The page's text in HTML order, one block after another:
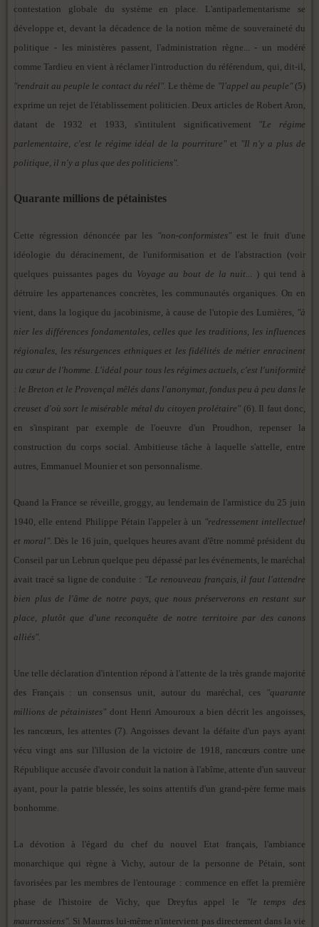
contestation globale du système en place. L'antiparlementarisme se
développe et, devant la décadence de la notion même de souveraineté du
politique - les ministères passent, l'administration règne... - un modéré
comme Tardieu en vient à réclamer l'introduction du référendum, qui, dit-il,
"rendrait au peuple le contact du réel". Le thème de "l'appel au peuple"(5)
exprime un rejet de l'établissement politicien. Deux articles de Robert Aron,
datant de 1932 et 1933, s'intitulent significativement
"Le régime
parlementaire, c'est le régime idéal de la pourriture"et "Il n'y a plus de
politique, il n'y a plus que des politiciens".
Quarante millions de pétainistes
Cette régression dénoncée par les "non-conformistes"est le fruit d'une
idéologie du déracinement, de l'uniformisation et de l'abstraction (voir
quelques puissantes pages du Voyage au bout de la nuit... ) qui tend à
détruire les appartenances concrètes, les communautés organiques. On en
vient, dans la logique du jacobinisme, à cause de l'utopie des Lumières, "à
nier les différences fondamentales, celles que les traditions, les influences
régionales, les résurgences ethniques et les fidélités de métier enracinent
au cœur de l'homme. L'idéal pour tous les régimes actuels, c'est l'uniformité
: le Breton et le Provençal mêlés dans l'anonymat, fondus peu à peu dans le
creuset d'où sort le misérable métal du citoyen prolétaire" (6). Il faut donc,
en s'inspirant par exemple de l'oeuvre d'un Proudhon, repenser la
construction du corps social. Ambitieuse tâche à laquelle s'attelle, entre
autres, Emmanuel Mounier et son personnalisme.
Quand la France se réveille, groggy, au lendemain de l'armistice du 25 juin
1940, elle entend Philippe Pétain l'appeler à un "redressement intellectuel
et moral". Dès le 16 juin, quelques heures avant d'être nommé président du
Conseil par un Lebrun quelque peu dépassé par les événements, le maréchal
avait tracé sa ligne de conduite : "Le renouveau français, il faut l'attendre
bien plus de l'âme de notre pays, que nous préserverons en restant sur
place, plutôt que d'une reconquête de notre territoire par des canons
alliés".
Une telle déclaration d'intention répond à l'attente de la très grande majorité
des Français : un consensus unit, autour du maréchal, ces
"quarante
millions de pétainistes" dont Henri Amouroux a bien décrit les angoisses,
les rancœurs, les attentes (7). Angoisses devant la défaite d'un pays ayant
vécu vingt ans sur l'illusion de la victoire de 1918, rancœurs contre une
République accusée d'avoir conduit la nation à l'abîme, attente d'un sauveur
ayant, pour la patrie blessée, les soins attentifs d'un grand-père ferme mais
bonhomme.
La dévotion à l'égard du chef du nouvel Etat français, l'ambiance
monarchique qui règne à Vichy, autour de la personne de Pétain, sont
favorisées par les membres de l'entourage : commence en effet la première
phase de l'histoire de Vichy, que Dreyfus appel le "le temps des
maurrassiens". Si Maurras lui-même n'intervient pas directement dans la vie